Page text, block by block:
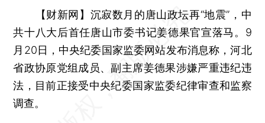
【财新网】 沉寂数月的唐山政坛再“地震”，中
共十八大后首任唐山市委书记姜德果官宣落马。9
月20日，中央纪委国家监委网站发布消息称，河北
省政协原党组成员、副主席姜德果涉嫌严重违纪违
法，目前正接受中央纪委国家监委纪律审查和监察
调查。